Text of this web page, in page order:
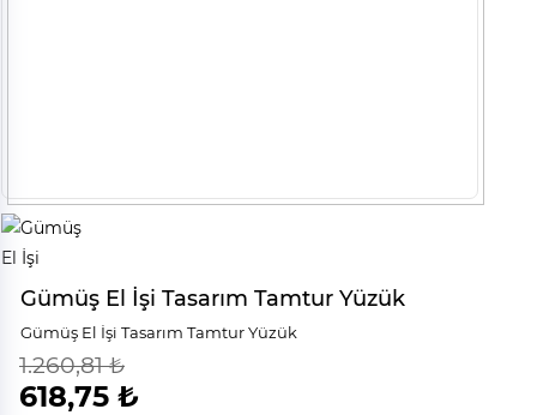
Gümüş El İşi Tasarım Tamtur Yüzük
Gümüş El İşi Tasarım Tamtur Yüzük
%51
indirim
1.260,81 ₺
618,75 ₺